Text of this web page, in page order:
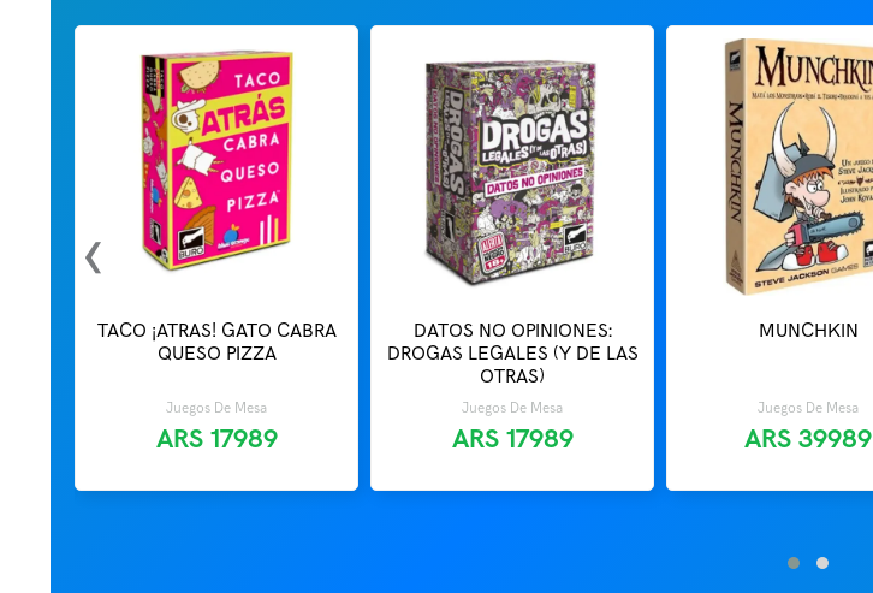
TACO ¡ATRAS! GATO CABRA
QUESO PIZZA
Juegos De Mesa
ARS 17989
DATOS NO OPINIONES:
DROGAS LEGALES (Y DE LAS
OTRAS)
Juegos De Mesa
ARS 17989
MUNCHKIN
Juegos De Mesa
ARS 39989
‹